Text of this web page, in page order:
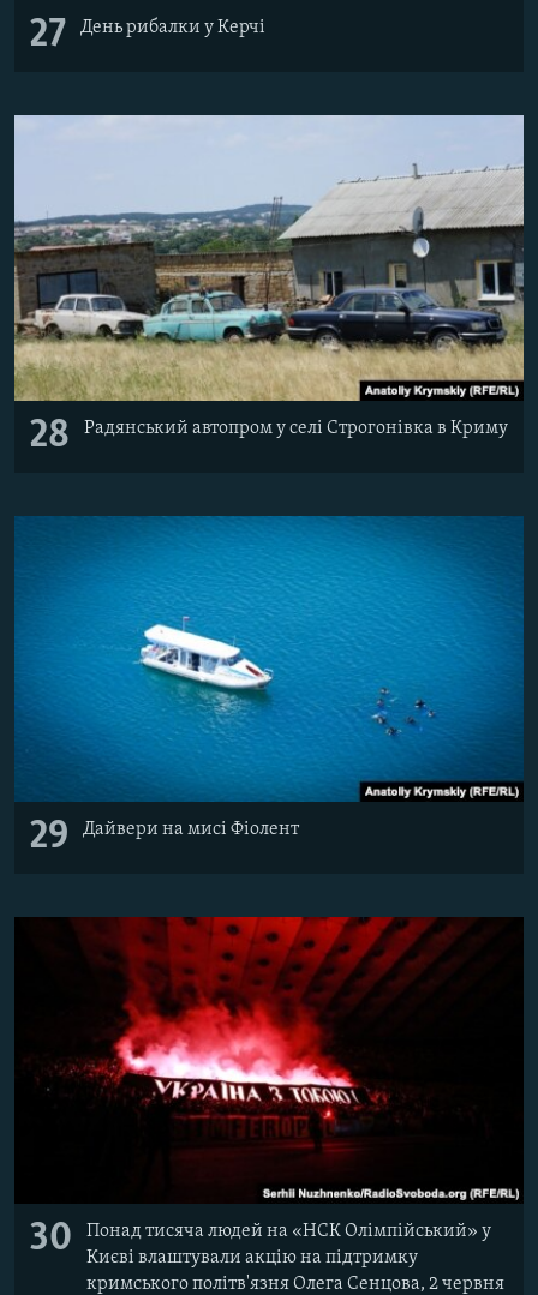
27 День рибалки у Керчі
28 Радянський автопром у селі Строгонівка в Криму
29 Дайвери на мисі Фіолент
30
Понад тисяча людей на «НСК Олімпійський» у
Києві влаштували акцію на підтримку
кримського політв'язня Олега Сенцова, 2 червня